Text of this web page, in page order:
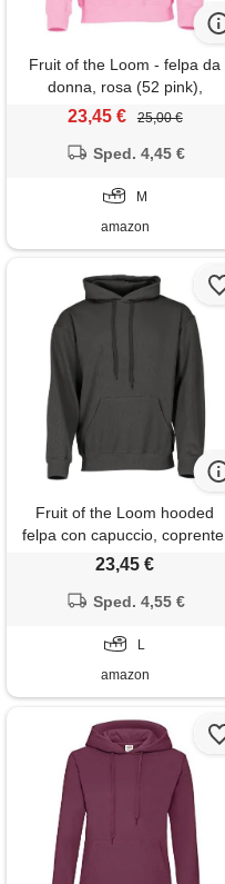
Fruit of the Loom - felpa da
donna, rosa (52 pink),
medium
23,45 € 25,00 €
Sped. 4,45 €
M
amazon
Fruit of the Loom hooded
felpa con capuccio, coprente,
grigio (gl stahlgrau), large
23,45 €
Sped. 4,55 €
L
amazon